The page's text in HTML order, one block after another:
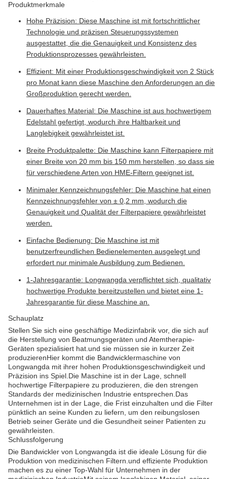
Produktmerkmale
Hohe Präzision: Diese Maschine ist mit fortschrittlicher
Technologie und präzisen Steuerungssystemen
ausgestattet, die die Genauigkeit und Konsistenz des
Produktionsprozesses gewährleisten.
Effizient: Mit einer Produktionsgeschwindigkeit von 2 Stück
pro Monat kann diese Maschine den Anforderungen an die
Großproduktion gerecht werden.
Dauerhaftes Material: Die Maschine ist aus hochwertigem
Edelstahl gefertigt, wodurch ihre Haltbarkeit und
Langlebigkeit gewährleistet ist.
Breite Produktpalette: Die Maschine kann Filterpapiere mit
einer Breite von 20 mm bis 150 mm herstellen, so dass sie
für verschiedene Arten von HME-Filtern geeignet ist.
Minimaler Kennzeichnungsfehler: Die Maschine hat einen
Kennzeichnungsfehler von ± 0,2 mm, wodurch die
Genauigkeit und Qualität der Filterpapiere gewährleistet
werden.
Einfache Bedienung: Die Maschine ist mit
benutzerfreundlichen Bedienelementen ausgelegt und
erfordert nur minimale Ausbildung zum Bedienen.
1-Jahresgarantie: Longwangda verpflichtet sich, qualitativ
hochwertige Produkte bereitzustellen und bietet eine 1-
Jahresgarantie für diese Maschine an.
Schauplatz
Stellen Sie sich eine geschäftige Medizinfabrik vor, die sich auf
die Herstellung von Beatmungsgeräten und Atemtherapie-
Geräten spezialisiert hat.und sie müssen sie in kurzer Zeit
produzierenHier kommt die Bandwicklermaschine von
Longwangda mit ihrer hohen Produktionsgeschwindigkeit und
Präzision ins Spiel.Die Maschine ist in der Lage, schnell
hochwertige Filterpapiere zu produzieren, die den strengen
Standards der medizinischen Industrie entsprechen.Das
Unternehmen ist in der Lage, die Frist einzuhalten und die Filter
pünktlich an seine Kunden zu liefern, um den reibungslosen
Betrieb seiner Geräte und die Gesundheit seiner Patienten zu
gewährleisten.
Schlussfolgerung
Die Bandwickler von Longwangda ist die ideale Lösung für die
Produktion von medizinischen Filtern.und effiziente Produktion
machen es zu einer Top-Wahl für Unternehmen in der